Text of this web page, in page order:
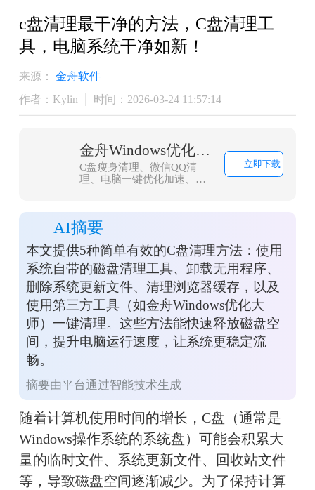
​c盘清理最干净的方法，C盘清理工
具，电脑系统干净如新！
来源：
金舟软件
作者：Kylin
时间：2026-03-24 11:57:14
金舟Windows优化大师
C盘瘦身清理、微信QQ清
理、电脑一键优化加速、浏
优化工具，轻松解决C盘爆
红问题
立即下载
AI摘要
本文提供5种简单有效的C盘清理方法：使用
系统自带的磁盘清理工具、卸载无用程序、
删除系统更新文件、清理浏览器缓存，以及
使用第三方工具（如金舟Windows优化大
师）一键清理。这些方法能快速释放磁盘空
间，提升电脑运行速度，让系统更稳定流
畅。
摘要由平台通过智能技术生成
随着计算机使用时间的增长，C盘（通常是
Windows操作系统的系统盘）可能会积累大
量的临时文件、系统更新文件、回收站文件
等，导致磁盘空间逐渐减少。为了保持计算